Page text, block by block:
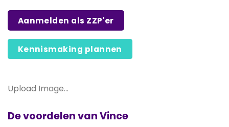
Aanmelden als ZZP'er
Kennismaking plannen
Upload Image...
De voordelen van Vince